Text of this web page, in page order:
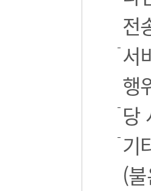
전
서
행
당
기
(